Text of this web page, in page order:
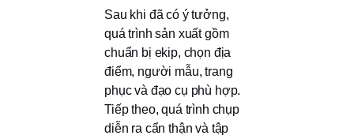
Sau khi đã có ý tưởng,
quá trình sản xuất gồm
chuẩn bị ekip, chọn địa
điểm, người mẫu, trang
phục và đạo cụ phù hợp.
Tiếp theo, quá trình chụp
diễn ra cẩn thận và tập